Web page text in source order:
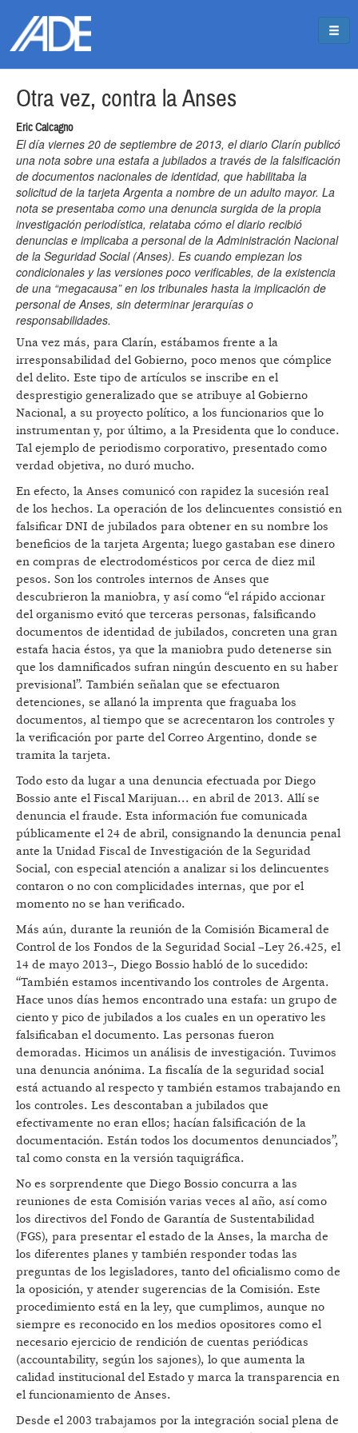
Otra vez, contra la Anses
Eric Calcagno
El día viernes 20 de septiembre de 2013, el diario Clarín publicó
una nota sobre una estafa a jubilados a través de la falsificación
de documentos nacionales de identidad, que habilitaba la
solicitud de la tarjeta Argenta a nombre de un adulto mayor. La
nota se presentaba como una denuncia surgida de la propia
investigación periodística, relataba cómo el diario recibió
denuncias e implicaba a personal de la Administración Nacional
de la Seguridad Social (Anses). Es cuando empiezan los
condicionales y las versiones poco verificables, de la existencia
de una “megacausa” en los tribunales hasta la implicación de
personal de Anses, sin determinar jerarquías o
responsabilidades.
Una vez más, para Clarín, estábamos frente a la
irresponsabilidad del Gobierno, poco menos que cómplice
del delito. Este tipo de artículos se inscribe en el
desprestigio generalizado que se atribuye al Gobierno
Nacional, a su proyecto político, a los funcionarios que lo
instrumentan y, por último, a la Presidenta que lo conduce.
Tal ejemplo de periodismo corporativo, presentado como
verdad objetiva, no duró mucho.
En efecto, la Anses comunicó con rapidez la sucesión real
de los hechos. La operación de los delincuentes consistió en
falsificar DNI de jubilados para obtener en su nombre los
beneficios de la tarjeta Argenta; luego gastaban ese dinero
en compras de electrodomésticos por cerca de diez mil
pesos. Son los controles internos de Anses que
descubrieron la maniobra, y así como “el rápido accionar
del organismo evitó que terceras personas, falsificando
documentos de identidad de jubilados, concreten una gran
estafa hacia éstos, ya que la maniobra pudo detenerse sin
que los damnificados sufran ningún descuento en su haber
previsional”. También señalan que se efectuaron
detenciones, se allanó la imprenta que fraguaba los
documentos, al tiempo que se acrecentaron los controles y
la verificación por parte del Correo Argentino, donde se
tramita la tarjeta.
Todo esto da lugar a una denuncia efectuada por Diego
Bossio ante el Fiscal Marijuan... en abril de 2013. Allí se
denuncia el fraude. Esta información fue comunicada
públicamente el 24 de abril, consignando la denuncia penal
ante la Unidad Fiscal de Investigación de la Seguridad
Social, con especial atención a analizar si los delincuentes
contaron o no con complicidades internas, que por el
momento no se han verificado.
Más aún, durante la reunión de la Comisión Bicameral de
Control de los Fondos de la Seguridad Social –Ley 26.425, el
14 de mayo 2013–, Diego Bossio habló de lo sucedido:
“También estamos incentivando los controles de Argenta.
Hace unos días hemos encontrado una estafa: un grupo de
ciento y pico de jubilados a los cuales en un operativo les
falsificaban el documento. Las personas fueron
demoradas. Hicimos un análisis de investigación. Tuvimos
una denuncia anónima. La fiscalía de la seguridad social
está actuando al respecto y también estamos trabajando en
los controles. Les descontaban a jubilados que
efectivamente no eran ellos; hacían falsificación de la
documentación. Están todos los documentos denunciados”,
tal como consta en la versión taquigráfica.
No es sorprendente que Diego Bossio concurra a las
reuniones de esta Comisión varias veces al año, así como
los directivos del Fondo de Garantía de Sustentabilidad
(FGS), para presentar el estado de la Anses, la marcha de
los diferentes planes y también responder todas las
preguntas de los legisladores, tanto del oficialismo como de
la oposición, y atender sugerencias de la Comisión. Este
procedimiento está en la ley, que cumplimos, aunque no
siempre es reconocido en los medios opositores como el
necesario ejercicio de rendición de cuentas periódicas
(accountability, según los sajones), lo que aumenta la
calidad institucional del Estado y marca la transparencia en
el funcionamiento de Anses.
Desde el 2003 trabajamos por la integración social plena de